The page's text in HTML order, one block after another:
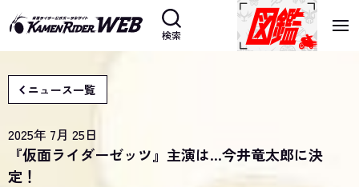
検索
ニュース一覧
2025年 7月 25日
『仮面ライダーゼッツ』主演は…今井竜太郎に決
定！